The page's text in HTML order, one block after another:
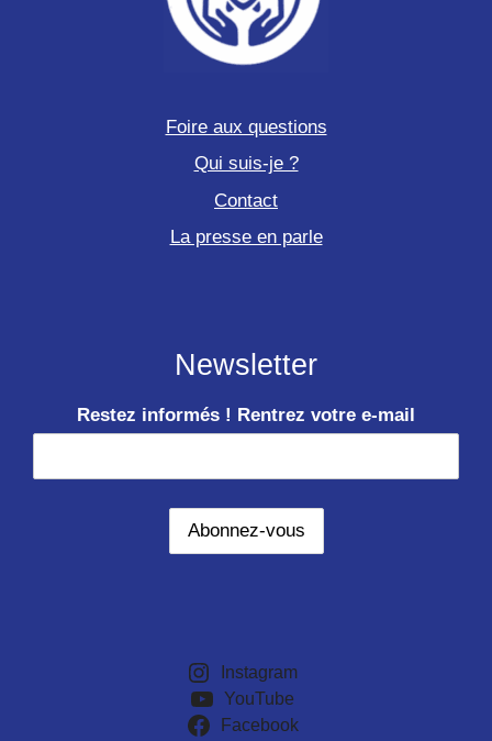
Foire aux questions
Qui suis-je ?
Contact
La presse en parle
Newsletter
Restez informés ! Rentrez votre e-mail
Instagram
YouTube
Facebook